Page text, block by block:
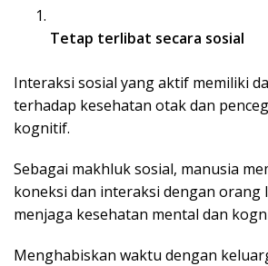
Tetap terlibat secara sosial
Interaksi sosial yang aktif memiliki
terhadap kesehatan otak dan
kognitif.
Sebagai makhluk sosial, manusia
koneksi dan interaksi dengan orang
menjaga kesehatan mental dan
Menghabiskan waktu dengan